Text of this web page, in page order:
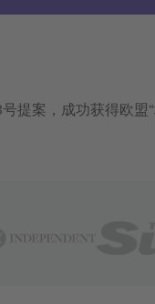
提案，成功获得欧盟